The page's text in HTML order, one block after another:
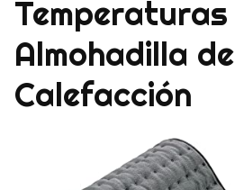
Temperaturas
Almohadilla de
Calefacción